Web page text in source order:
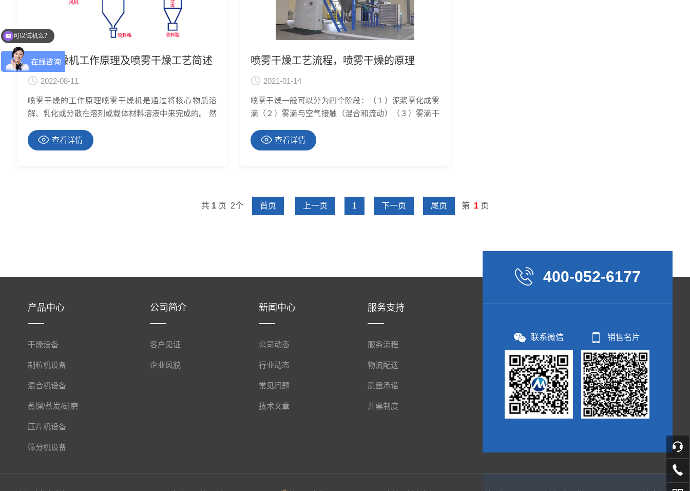
喷雾干燥机工作原理及喷雾干燥工艺简述
2022-08-11
喷雾干燥的工作原理喷雾干燥机是通过将核心物质溶
解、乳化或分散在溶剂或载体材料溶液中来完成的。 然
燥气流将帮助蒸发溶剂以产生干燥的固体颗粒，这些颗
粒将进一步从气流中分离出来，并使用旋风分离器的离
查看详情
喷雾干燥工艺流程，喷雾干燥的原理
2021-01-14
喷雾干燥一般可以分为四个阶段：（１）泥浆雾化成雾
滴（２）雾滴与空气接触（混合和流动）（３）雾滴干
是雾化与干燥，直接影响产品质量。泥浆的雾化泥浆雾
化即将泥浆分散为微细的雾滴。雾滴的平均直径约为１
查看详情
共 1页 2个 首页 上一页 1 下一页 尾页 第 1页
产品中心
干燥设备
制粒机设备
混合机设备
蒸馏/蒸发/研磨
压片机设备
筛分机设备
公司简介
客户见证
企业风貌
新闻中心
公司动态
行业动态
常见问题
技术文章
服务支持
服务流程
物流配送
质量承诺
开票制度
400-052-6177
联系微信 销售名片
可以试机么？
可以发一下资料报价吗